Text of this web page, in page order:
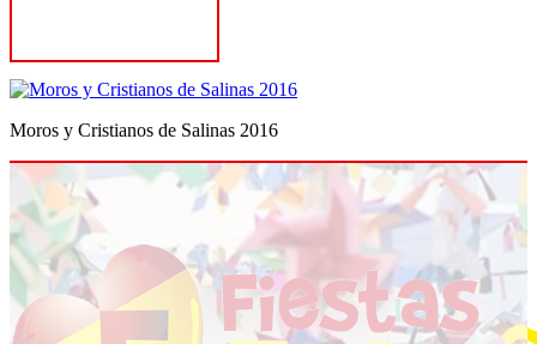
Moros y Cristianos de Salinas 2016